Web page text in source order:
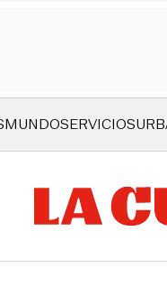
MUNDOSERVICIOS